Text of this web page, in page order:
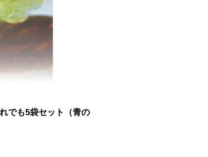
でも5袋セット（青の